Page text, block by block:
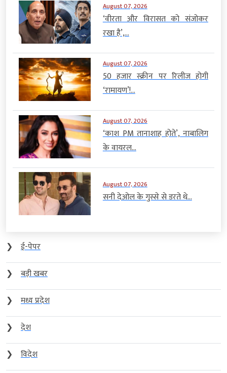
August 07, 2026
‘वीरता और विरासत को संजोकर
रखा है’,...
August 07, 2026
50 हजार स्क्रीन पर रिलीज होगी
‘रामायण’!...
August 07, 2026
‘काश PM तानाशाह होते’, नाबालिग
के वायरल...
August 07, 2026
सनी देओल के गुस्से से डरते थे...
❯
ई-पेपर
❯
बड़ी खबर
❯
मध्य प्रदेश
❯
देश
❯
विदेश